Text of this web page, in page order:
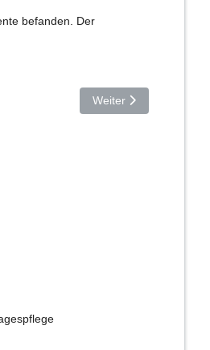
befanden. Der
Nächster Beitrag:
Weiter